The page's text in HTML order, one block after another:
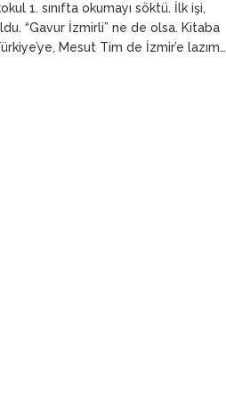
1. sınıfta okumayı söktü. İlk işi,
“Gavur İzmirli” ne de olsa. Kitaba
Mesut Tim de İzmir’e lazım…